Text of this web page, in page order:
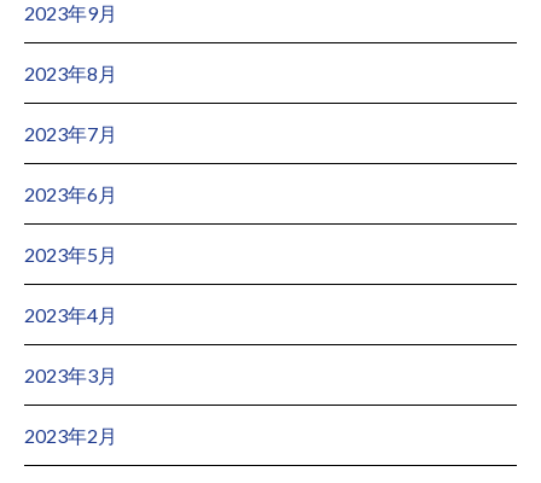
2023年9月
2023年8月
2023年7月
2023年6月
2023年5月
2023年4月
2023年3月
2023年2月